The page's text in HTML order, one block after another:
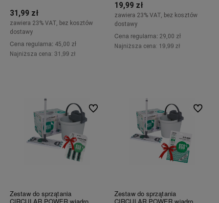
31,99 zł
zawiera 23% VAT, bez kosztów
dostawy
Cena regularna: 45,00 zł
Najniższa cena: 31,99 zł
19,99 zł
zawiera 23% VAT, bez kosztów
dostawy
Cena regularna: 29,00 zł
Najniższa cena: 19,99 zł
Zestaw do sprzątania
CIRCULAR POWER wiadro
Do ulubionych
Zestaw do sprzątania
CIRCULAR POWER wiadro
Do